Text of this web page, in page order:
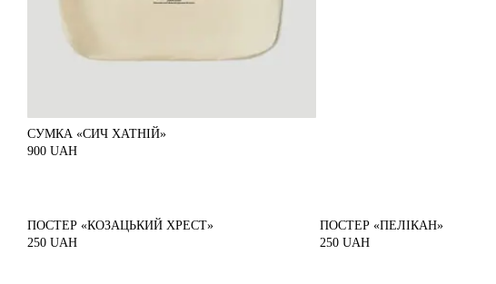
СУМКА «СИЧ ХАТНІЙ»
900 UAH
ПОСТЕР «КОЗАЦЬКИЙ ХРЕСТ»
250 UAH
ПОСТЕР «ПЕЛІКАН»
250 UAH